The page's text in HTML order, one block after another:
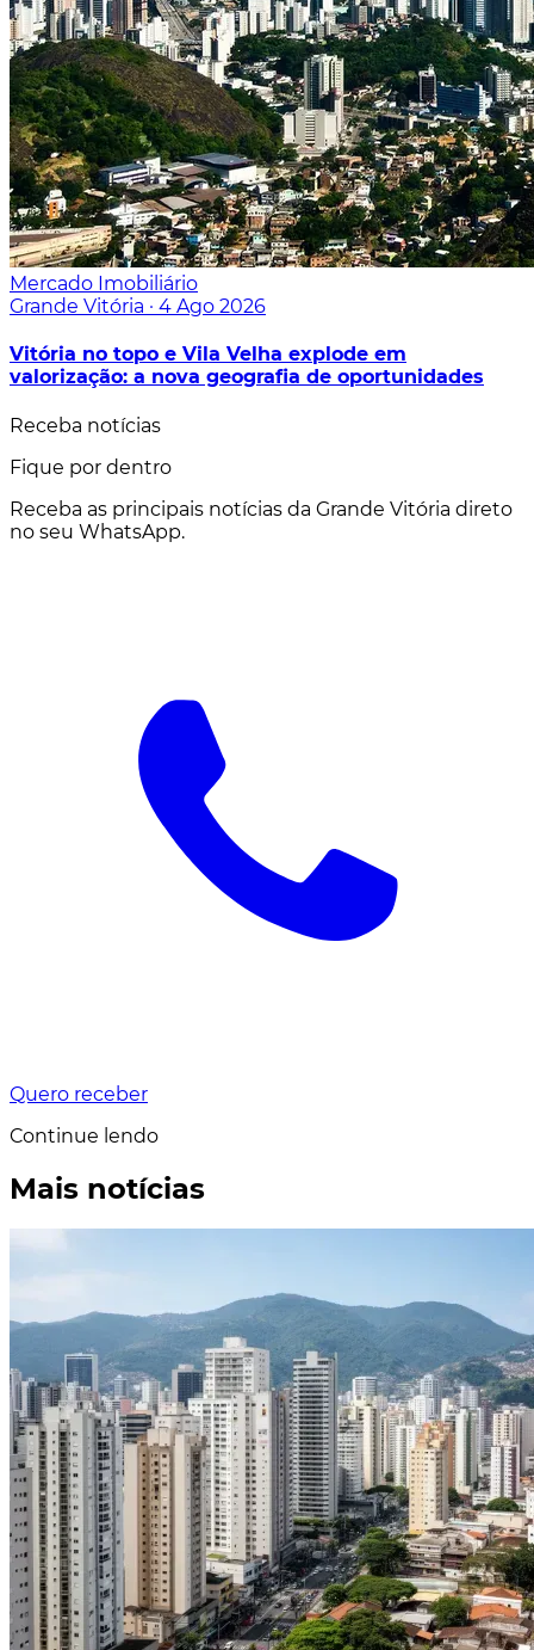
Mercado Imobiliário
Grande Vitória · 4 Ago 2026
Vitória no topo e Vila Velha explode em
valorização: a nova geografia de oportunidades
Receba notícias
Fique por dentro
Receba as principais notícias da Grande Vitória direto
no seu WhatsApp.
Quero receber
Continue lendo
Mais notícias